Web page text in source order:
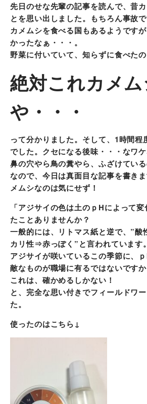
先日のせな先輩の記事を読んで、昔
とを思い出しました。もちろん事故で
カメムシを食べる国もあるようです
かったなぁ・・・。
野菜に付いていて、知らずに食べた
絶対これカメ
や・・・
って分かりました。そして、1時間程
でした。クセになる後味・・・なワケ
鼻の穴やら鳥の糞やら、ふざけてい
なので、今日は真面目な記事を書き
メムシなのは気にせず！
「アジサイの色は土のｐHによって
たことありませんか？
一般的には、リトマス紙と逆で、”
カリ性⇒赤っぽく”と言われています。
アジサイが咲いているこの季節に、
敵なものが職場に有るではないですか
これは、確かめるしかない！
と、完全な思い付きでフィールドワ
た。
使ったのはこちら↓